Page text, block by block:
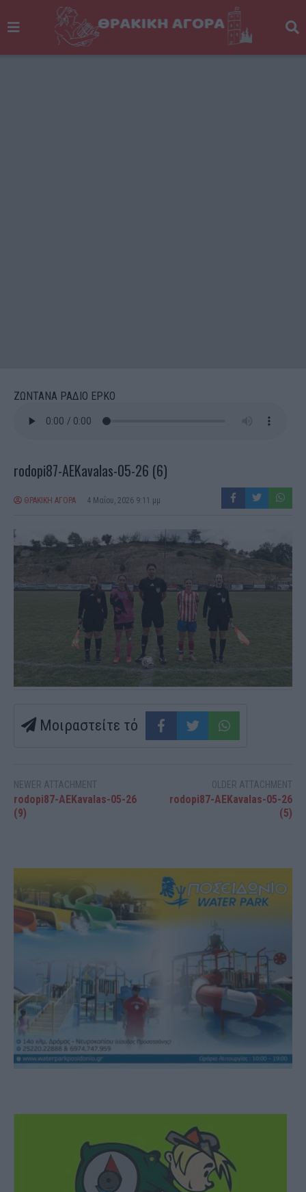
ΖΩΝΤΑΝΑ ΡΑΔΙΟ ΕΡΚΟ
rodopi87-AEKavalas-05-26 (6)
ΘΡΑΚΙΚΗ ΑΓΟΡΑ 4 Μαΐου, 2026 9:11 μμ
Μοιραστείτε τό
NEWER ATTACHMENT
rodopi87-AEKavalas-05-26
(9)
OLDER ATTACHMENT
rodopi87-AEKavalas-05-26
(5)